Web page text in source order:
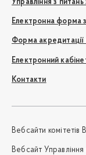
Управління з
Електронна форма
Форма
Електронний
Контакти
Вебсайти комітетів
Вебсайт